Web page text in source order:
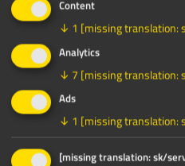
RM HS5000M pri
[missing translation: sk/
Content
↓ 1 [missing translation:
Analytics
↓ 7 [missing translation:
Ads
↓ 1 [missing translation:
[missing translation: sk/